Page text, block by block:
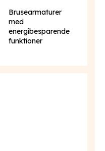
Brusearmaturer
med
energibesparende
funktioner